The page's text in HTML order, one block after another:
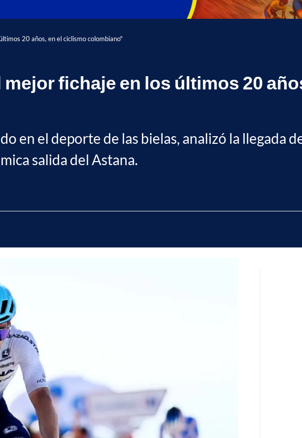
20 años, en el ciclismo colombiano"
fichaje en los últimos 20
en el deporte de las bielas, analizó la llegada
salida del Astana.